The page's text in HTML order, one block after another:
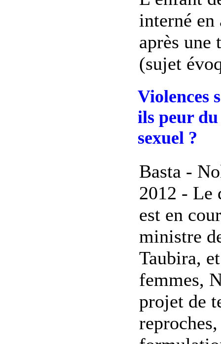
interné
après une
(sujet
Violences
ils peur
sexuel ?
Basta -
2012 - Le
est en
ministre
Taubira,
femmes,
projet de